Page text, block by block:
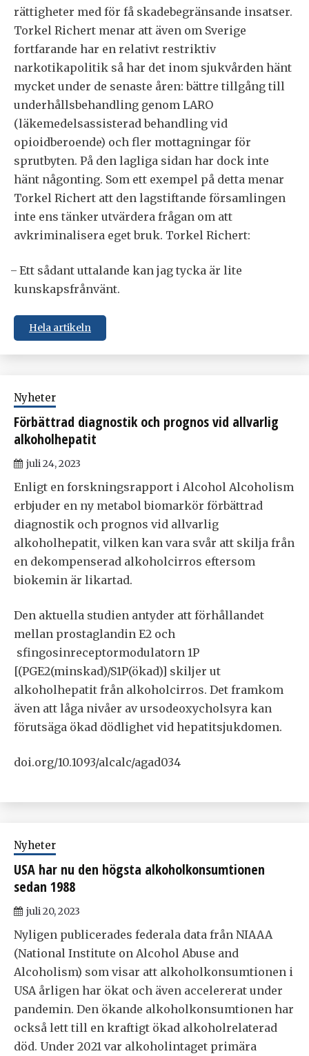
rättigheter med för få skadebegränsande insatser.
Torkel Richert menar att även om Sverige
fortfarande har en relativt restriktiv
narkotikapolitik så har det inom sjukvården hänt
mycket under de senaste åren: bättre tillgång till
underhållsbehandling genom LARO
(läkemedelsassisterad behandling vid
opioidberoende) och fler mottagningar för
sprutbyten. På den lagliga sidan har dock inte
hänt någonting. Som ett exempel på detta menar
Torkel Richert att den lagstiftande församlingen
inte ens tänker utvärdera frågan om att
avkriminalisera eget bruk. Torkel Richert:
̶ Ett sådant uttalande kan jag tycka är lite
kunskapsfrånvänt.
Hela artikeln
Nyheter
Förbättrad diagnostik och prognos vid allvarlig
alkoholhepatit
juli 24, 2023
Enligt en forskningsrapport i Alcohol Alcoholism
erbjuder en ny metabol biomarkör förbättrad
diagnostik och prognos vid allvarlig
alkoholhepatit, vilken kan vara svår att skilja från
en dekompenserad alkoholcirros eftersom
biokemin är likartad.
Den aktuella studien antyder att förhållandet
mellan prostaglandin E2 och
sfingosinreceptormodulatorn 1P
[(PGE2(minskad)/S1P(ökad)] skiljer ut
alkoholhepatit från alkoholcirros. Det framkom
även att låga nivåer av ursodeoxycholsyra kan
förutsäga ökad dödlighet vid hepatitsjukdomen.
doi.org/10.1093/alcalc/agad034
Nyheter
USA har nu den högsta alkoholkonsumtionen
sedan 1988
juli 20, 2023
Nyligen publicerades federala data från NIAAA
(National Institute on Alcohol Abuse and
Alcoholism) som visar att alkoholkonsumtionen i
USA årligen har ökat och även accelererat under
pandemin. Den ökande alkoholkonsumtionen har
också lett till en kraftigt ökad alkoholrelaterad
död. Under 2021 var alkoholintaget primära